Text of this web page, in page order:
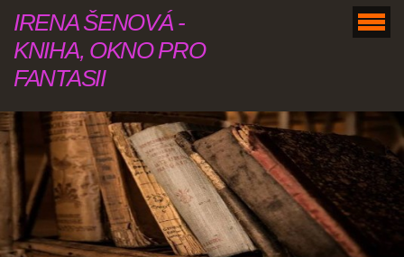
IRENA ŠENOVÁ -
KNIHA, OKNO PRO
FANTASII